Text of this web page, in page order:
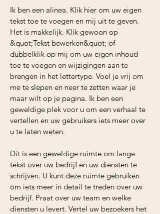
Ik ben een alinea. Klik hier om uw eigen
tekst toe te voegen en mij uit te geven.
Het is makkelijk. Klik gewoon op
&quot;Tekst bewerken&quot; of
dubbelklik op mij om uw eigen inhoud
toe te voegen en wijzigingen aan te
brengen in het lettertype. Voel je vrij om
me te slepen en neer te zetten waar je
maar wilt op je pagina. Ik ben een
geweldige plek voor u om een verhaal te
vertellen en uw gebruikers iets meer over
u te laten weten.
Dit is een geweldige ruimte om lange
tekst over uw bedrijf en uw diensten te
schrijven. U kunt deze ruimte gebruiken
om iets meer in detail te treden over uw
bedrijf. Praat over uw team en welke
diensten u levert. Vertel uw bezoekers het